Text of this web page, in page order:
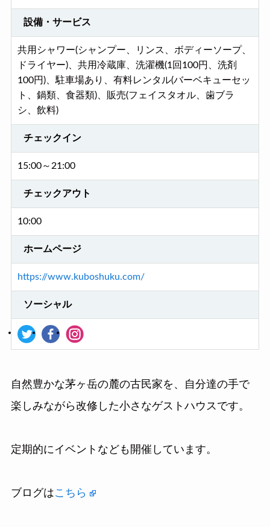
設備・サービス
共用シャワー(シャンプー、リンス、ボディーソープ、
ドライヤー)、共用冷蔵庫、洗濯機(1回100円、洗剤
100円)、駐車場あり、有料レンタル(バーベキューセッ
ト、鍋類、食器類)、販売(フェイスタオル、歯ブラ
シ、飲料)
チェックイン
15:00～21:00
チェックアウト
10:00
ホームページ
https://www.kuboshuku.com/
ソーシャル
自然豊かな茅ヶ岳の麓の古民家を、自分達の手で
楽しみながら改修した小さなゲストハウスです。
定期的にイベントなども開催しています。
ブログはこちら